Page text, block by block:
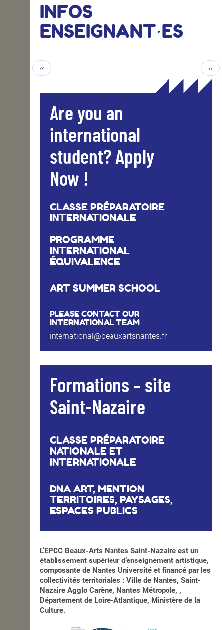
INFOS
ENSEIGNANT·ES
‹‹ ››
Are you an
international
student? Apply
Now !
CLASSE PRÉPARATOIRE
INTERNATIONALE
PROGRAMME
INTERNATIONAL
ÉQUIVALENCE
ART SUMMER SCHOOL
PLEASE CONTACT OUR
INTERNATIONAL TEAM
international@beauxartsnantes.fr
Formations – site
Saint-Nazaire
CLASSE PRÉPARATOIRE
NATIONALE ET
INTERNATIONALE
DNA ART, MENTION
TERRITOIRES, PAYSAGES,
ESPACES PUBLICS
L’EPCC Beaux-Arts Nantes Saint-Nazaire est un
établissement supérieur d’enseignement artistique,
composante de Nantes Université et financé par les
collectivités territoriales : Ville de Nantes, Saint-
Nazaire Agglo Carène, Nantes Métropole, ,
Département de Loire-Atlantique, Ministère de la
Culture.